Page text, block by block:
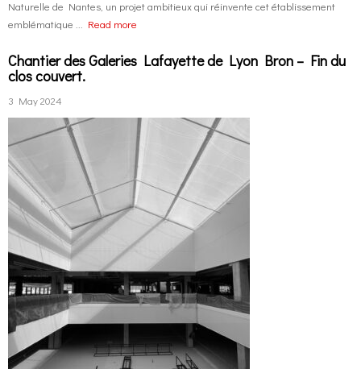
Naturelle de Nantes, un projet ambitieux qui réinvente cet établissement
emblématique ... Read more
Chantier des Galeries Lafayette de Lyon Bron – Fin du
clos couvert.
3 May 2024